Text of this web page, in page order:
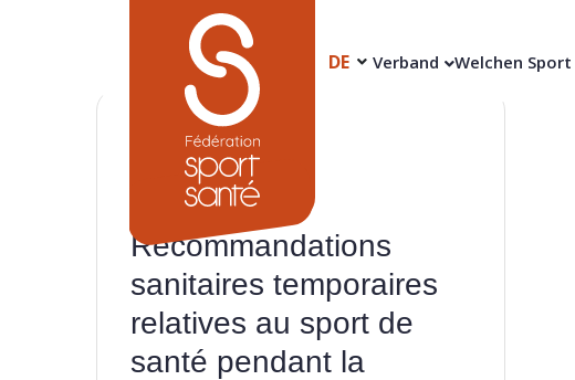
DE Verband Welchen
20
Okt.
Recommandations
sanitaires temporaires
relatives au sport de
santé pendant la